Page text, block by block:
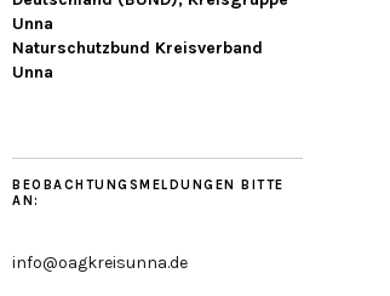
Unna
Naturschutzbund Kreisverband
Unna
BEOBACHTUNGSMELDUNGEN BITTE
AN:
info@oagkreisunna.de